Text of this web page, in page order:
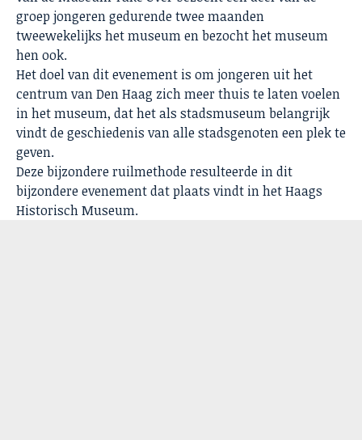
groep jongeren gedurende twee maanden
tweewekelijks het museum en bezocht het museum
hen ook.
Het doel van dit evenement is om jongeren uit het
centrum van Den Haag zich meer thuis te laten voelen
in het museum, dat het als stadsmuseum belangrijk
vindt de geschiedenis van alle stadsgenoten een plek te
geven.
Deze bijzondere ruilmethode resulteerde in dit
bijzondere evenement dat plaats vindt in het Haags
Historisch Museum.